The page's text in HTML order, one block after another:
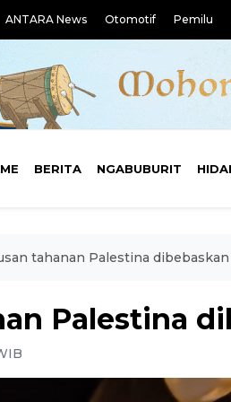
ANTARA News Otomotif Pemilu
BERITA NGABUBURIT
tahanan Palestina
Palestina